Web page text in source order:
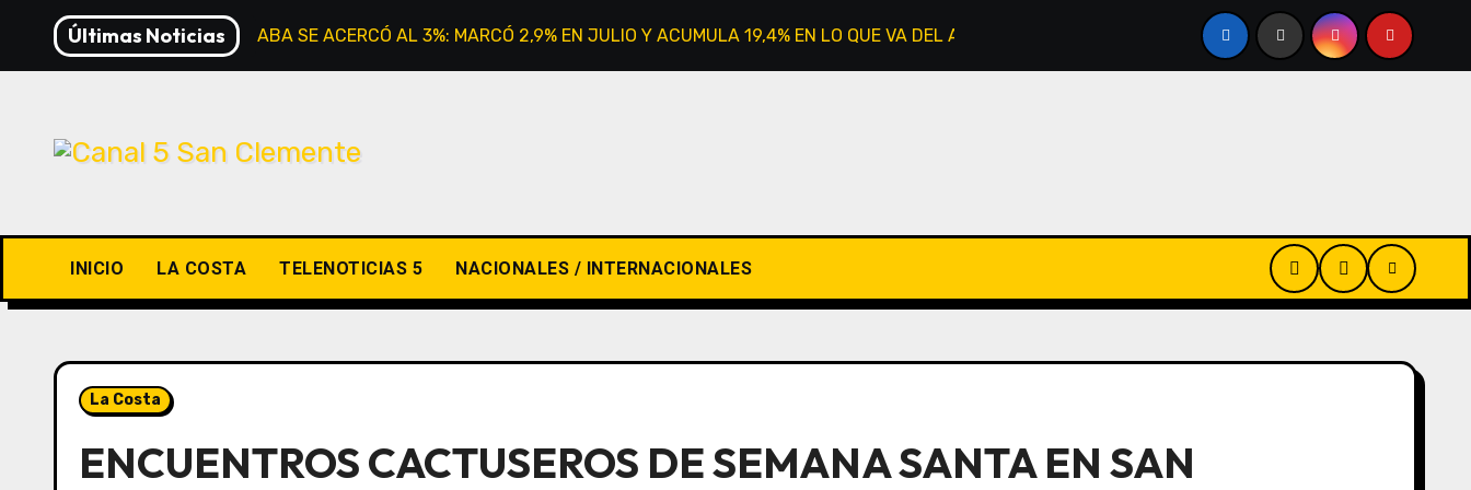
contenido
Últimas Noticias
LA INFLACIÓN EN CABA SE ACERCÓ AL 3%: MARCÓ 2,9% EN JULIO Y ACUMULA 19,4% EN LO QUE VA DEL AÑO QUEDÓ LA MITAD DEL PROYECTO, PERO PATRICIA
INICIO LA COSTA TELENOTICIAS 5 NACIONALES / INTERNACIONALES
La Costa
ENCUENTROS CACTUSEROS DE SEMANA SANTA EN SAN